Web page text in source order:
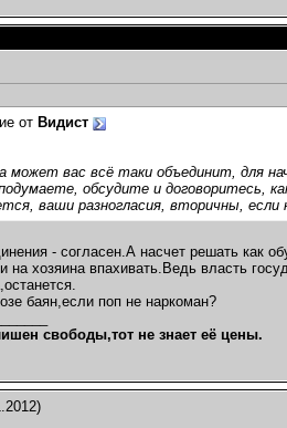
16.02.2012,22:28
23:57
17.02.2012,00:03
17.02.2012,21:38
17:18
20:37
02:08
17:05
17:11
00:02
19.02.2012,
от Видист
может вас всё таки объединит, для
обсудите и договоритесь,
ваши разногласия, вторичны, если
- согласен.А насчет решать как
на хозяина впахивать.Ведь власть
баян,если поп не наркоман?
свободы,тот не знает её цены.